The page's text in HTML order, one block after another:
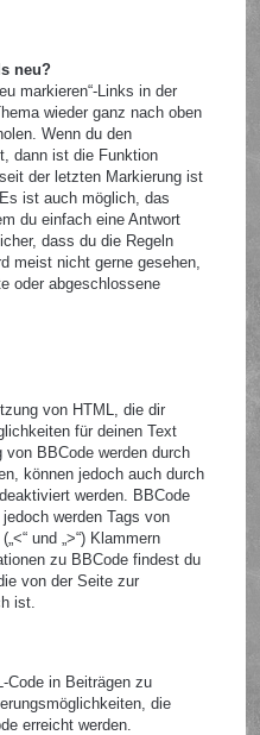
neu?
markieren“-Links in der
wieder ganz nach oben
Wenn du den
dann ist die Funktion
der letzten Markierung ist
ist auch möglich, das
du einfach eine Antwort
dass du die Regeln
meist nicht gerne gesehen,
oder abgeschlossene
von HTML, die dir
für deinen Text
von BBCode werden durch
können jedoch auch durch
werden. BBCode
werden Tags von
und „>“) Klammern
zu BBCode findest du
von der Seite zur
ist.
Code in Beiträgen zu
die
erreicht werden.